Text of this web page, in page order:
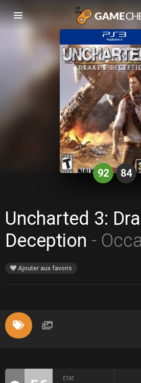
Basculer
la
navigation
92 84
Uncharted 3:
Deception -
Ajouter aux favoris
ÉTAT